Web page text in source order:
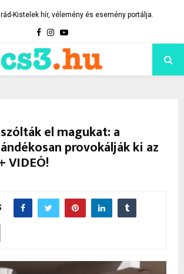
Kistelek hír, vélemény és esemény portálja.
Facebook
Instagram
Youtube
el magukat: a
provokálják ki az
VIDEÓ!